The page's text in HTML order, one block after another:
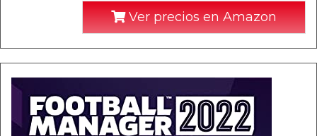
Ver precios en Amazon